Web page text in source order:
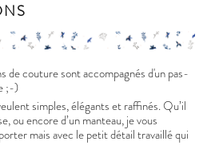
de couture sont accompagnés d'un pas-
;-)
simples, élégants et raffinés. Qu’il
ou encore d’un manteau, je vous
mais avec le petit détail travaillé qui